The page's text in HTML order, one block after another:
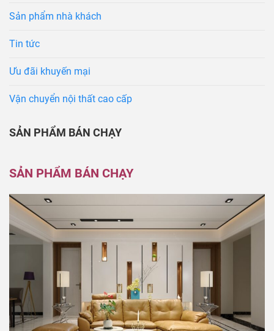
Sản phẩm nhà khách
Tin tức
Ưu đãi khuyến mại
Vận chuyển nội thất cao cấp
SẢN PHẨM BÁN CHẠY
SẢN PHẨM BÁN CHẠY